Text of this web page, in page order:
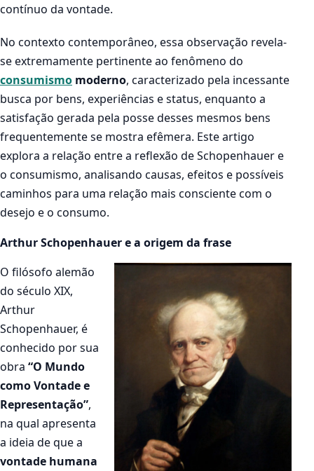
contínuo da vontade.
No contexto contemporâneo, essa observação revela-
se extremamente pertinente ao fenômeno do
consumismo moderno, caracterizado pela incessante
busca por bens, experiências e status, enquanto a
satisfação gerada pela posse desses mesmos bens
frequentemente se mostra efêmera. Este artigo
explora a relação entre a reflexão de Schopenhauer e
o consumismo, analisando causas, efeitos e possíveis
caminhos para uma relação mais consciente com o
desejo e o consumo.
Arthur Schopenhauer e a origem da frase
O filósofo alemão
do século XIX,
Arthur
Schopenhauer, é
conhecido por sua
obra “O Mundo
como Vontade e
Representação”,
na qual apresenta
a ideia de que a
vontade humana